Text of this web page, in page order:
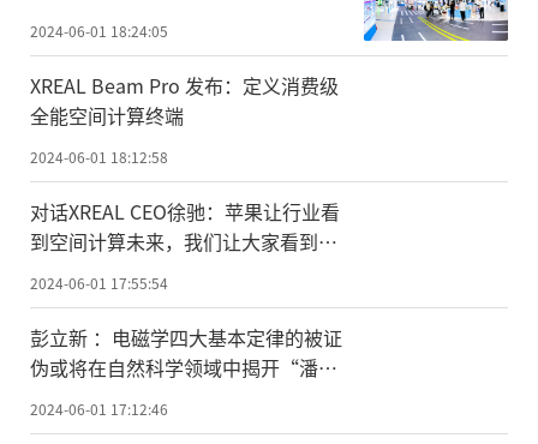
2024-06-01 18:24:05
XREAL Beam Pro 发布：定义消费级
全能空间计算终端
2024-06-01 18:12:58
对话XREAL CEO徐驰：苹果让行业看
到空间计算未来，我们让大家看到现
在
2024-06-01 17:55:54
彭立新 ：电磁学四大基本定律的被证
伪或将在自然科学领域中揭开“潘多
拉盒子”
2024-06-01 17:12:46